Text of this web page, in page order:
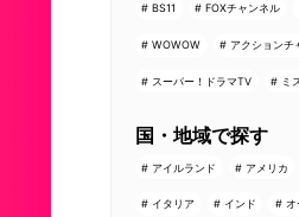
BS11 FOXチャンネル
WOWOW アクションチ
スーパー！ドラマTV ミ
国・地域で探す
アイルランド アメリカ
イタリア インド オ